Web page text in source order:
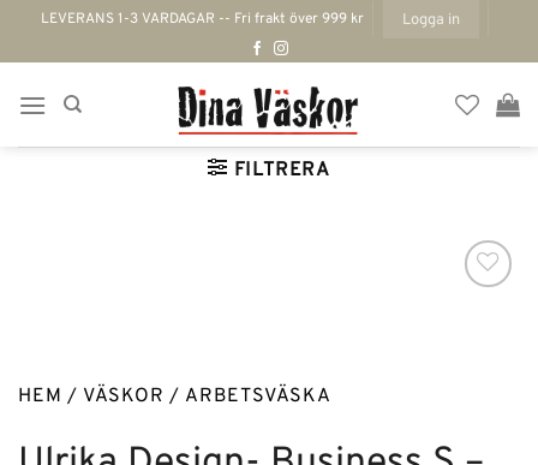
LEVERANS 1-3 VARDAGAR -- Fri frakt över 999 kr Logga in
FILTRERA
HEM / VÄSKOR / ARBETSVÄSKA